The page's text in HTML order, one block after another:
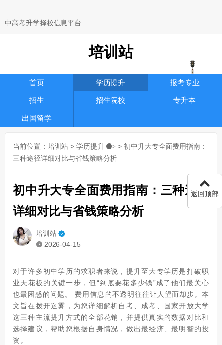
中高考升学择校信息平台
培训站
首页 学历提升 报考专业
招生 招生院校 专升本
出国留学
当前位置： 培训站 > 学历提升 > > 初中升大专全面费用指南：
三种途径详细对比与省钱策略分析
初中升大专全面费用指南：三种途径
详细对比与省钱策略分析
培训站
2026-04-15
对于许多初中学历的求职者来说，提升至大专学历是打破职
业天花板的关键一步，但“到底要花多少钱”成了他们最关心
也最困惑的问题。 费用信息的不透明往往让人望而却步。本
文旨在拨开迷雾，为您详细解析自考、成考、国家开放大学
这三种主流提升方式的全部花销，并提供真实的数据对比和
选择建议，帮助您根据自身情况，做出最经济、最明智的投
资。
返回顶部